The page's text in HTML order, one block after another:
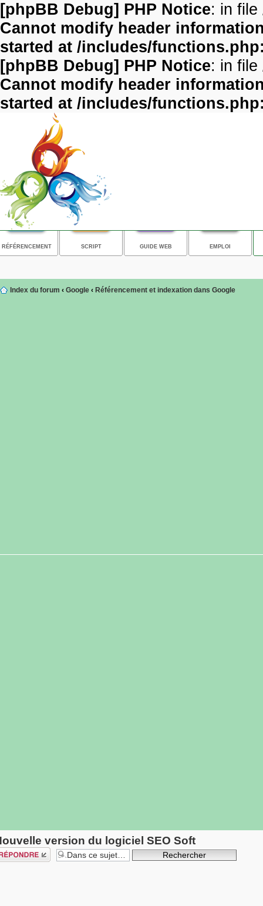
[phpBB Debug] PHP Notice: in file
Cannot modify header
started at /includes/
[phpBB Debug] PHP Notice: in file
Cannot modify header
started at /includes/
RÉFÉRENCEMENT SCRIPT GUIDE WEB EMPLOI
Index du forum ‹ Google ‹ Référencement et indexation dans Google
version du logiciel SEO Soft